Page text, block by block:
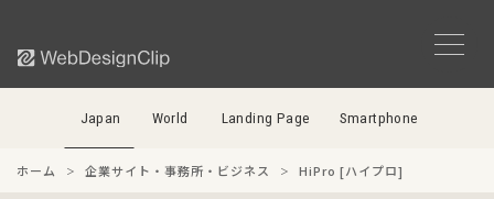
Japan World Landing Page Smartphone
ホーム 企業サイト・事務所・ビジネス HiPro [ハイプロ]